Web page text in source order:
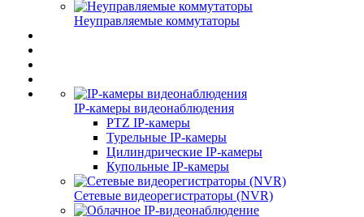
Неуправляемые коммутаторы
IP-камеры видеонаблюдения
PTZ IP-камеры
Турельные IP-камеры
Цилиндрические IP-камеры
Купольные IP-камеры
Сетевые видеорегистраторы (NVR)